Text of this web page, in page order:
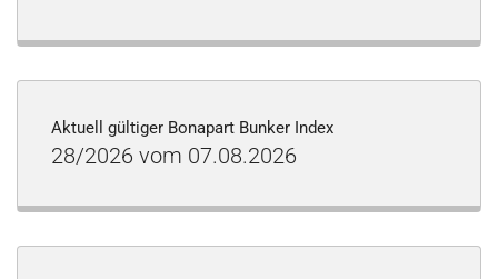
Aktuell gültiger Bonapart Bunker Index
28/2026 vom 07.08.2026